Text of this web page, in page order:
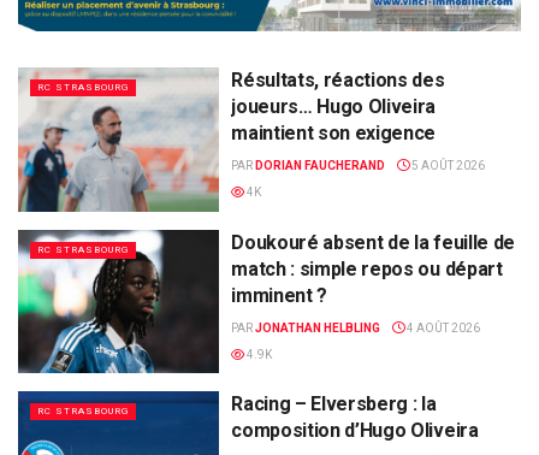
RC STRASBOURG
Résultats, réactions des
joueurs… Hugo Oliveira
maintient son exigence
PAR DORIAN FAUCHERAND
5 AOÛT 2026
4K
RC STRASBOURG
Doukouré absent de la feuille de
match : simple repos ou départ
imminent ?
PARJONATHAN HELBLING
4 AOÛT 2026
4.9K
RC STRASBOURG
Racing – Elversberg : la
composition d’Hugo Oliveira